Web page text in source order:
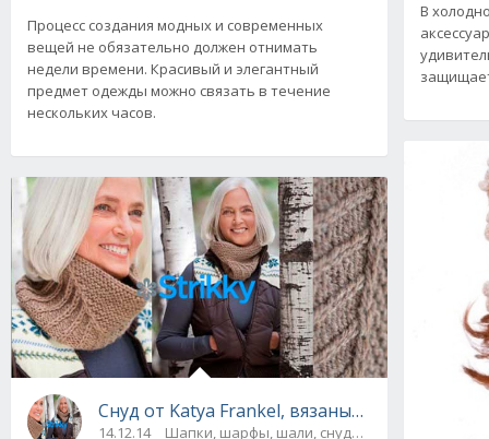
Процесс создания модных и современных
вещей не обязательно должен отнимать
недели времени. Красивый и элегантный
предмет одежды можно связать в течение
нескольких часов.
Cнуд от Katya Frankel, вязаный спицами
14.12.14 Шапки, шарфы, шали, снуды и палантины
В